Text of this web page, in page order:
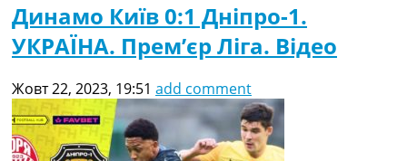
Динамо Київ 0:1 Дніпро-1.
УКРАЇНА. Прем’єр Ліга. Відео
Жовт 22, 2023, 19:51 add comment